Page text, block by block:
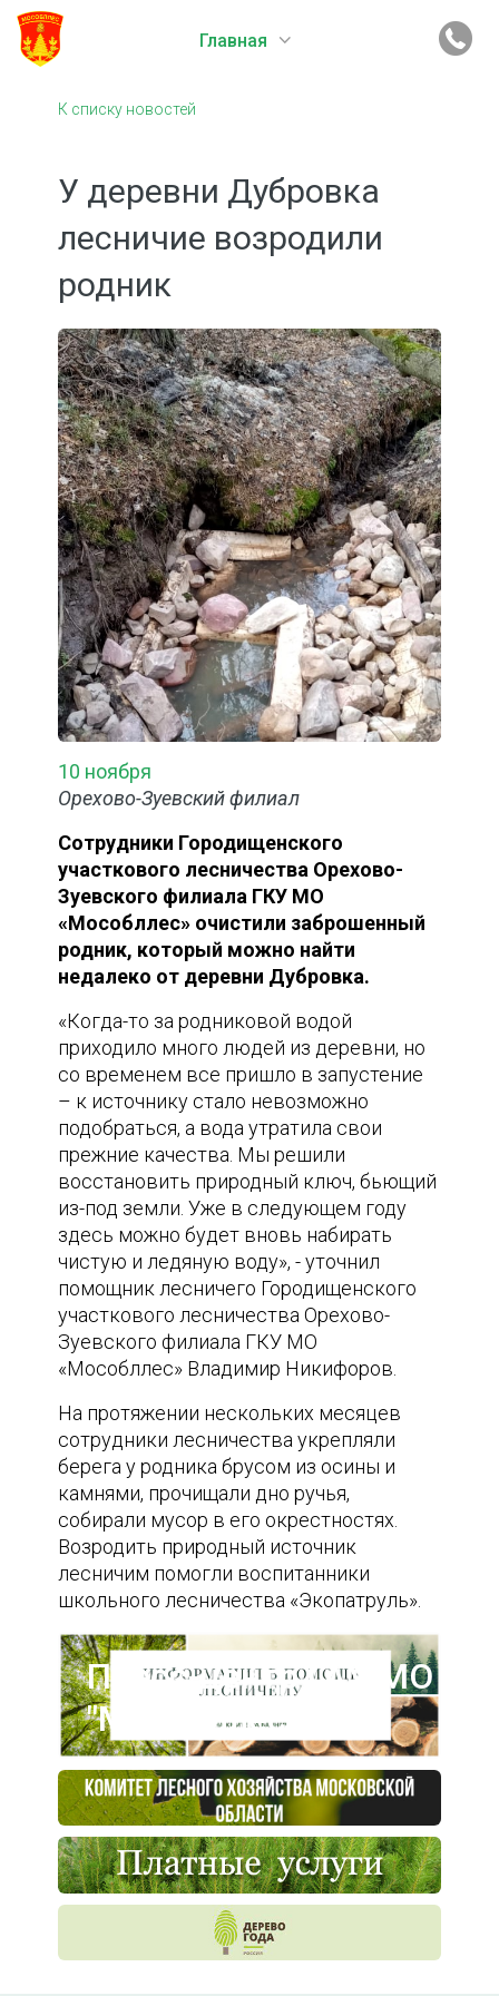
Главная
К списку новостей
У деревни Дубровка
лесничие возродили
родник
10 ноября
Орехово-Зуевский филиал
Сотрудники Городищенского
участкового лесничества Орехово-
Зуевского филиала ГКУ МО
«Мособллес» очистили заброшенный
родник, который можно найти
недалеко от деревни Дубровка.
«Когда-то за родниковой водой
приходило много людей из деревни, но
со временем все пришло в запустение
– к источнику стало невозможно
подобраться, а вода утратила свои
прежние качества. Мы решили
восстановить природный ключ, бьющий
из-под земли. Уже в следующем году
здесь можно будет вновь набирать
чистую и ледяную воду», - уточнил
помощник лесничего Городищенского
участкового лесничества Орехово-
Зуевского филиала ГКУ МО
«Мособллес» Владимир Никифоров.
На протяжении нескольких месяцев
сотрудники лесничества укрепляли
берега у родника брусом из осины и
камнями, прочищали дно ручья,
собирали мусор в его окрестностях.
Возродить природный источник
лесничим помогли воспитанники
школьного лесничества «Экопатруль».
Пресс-центр ГАУ МО
"Мособллес"